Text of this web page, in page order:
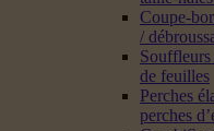
Coupe-
/
Souffleurs
de feuilles
Perches
perches